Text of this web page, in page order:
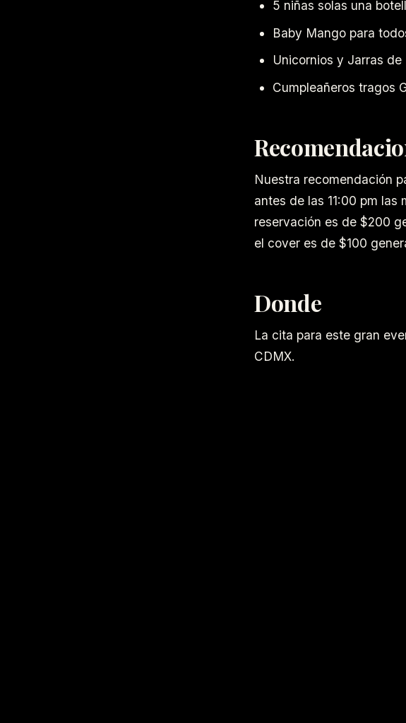
5 niñas solas una
Baby Mango para
Unicornios y Jarras de
Cumpleañeros tragos
Nuestra recomendación
antes de las 11:00 pm
reservación es de $200
el cover es de $100
Donde
La cita para este gran
CDMX.